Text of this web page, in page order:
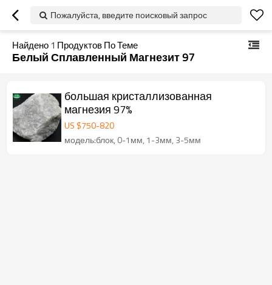
Пожалуйста, введите поисковый запрос
Найдено 1 Продуктов По Теме
Белый Сплавленный Магнезит 97
большая кристаллизованная
магнезия 97%
US $750-820
модель:блок, 0-1мм, 1-3мм, 3-5мм